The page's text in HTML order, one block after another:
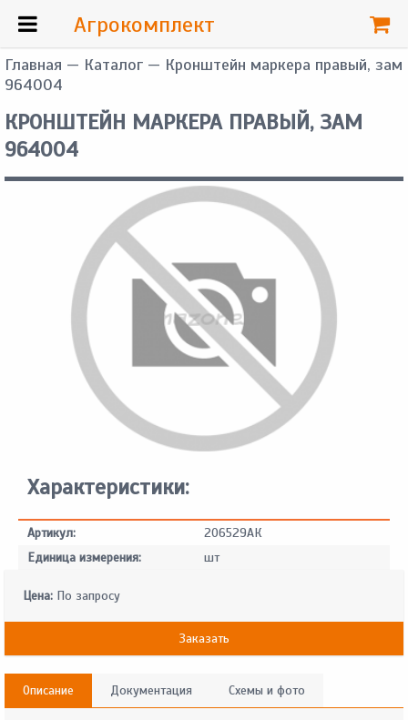
Главная — Каталог — Кронштейн маркера правый, зам
964004
КРОНШТЕЙН МАРКЕРА ПРАВЫЙ, ЗАМ
964004
Характеристики:
Артикул:
206529АК
Единица измерения:
шт
Цена: По запросу
Заказать
Описание Документация Схемы и фото
Агрокомплект